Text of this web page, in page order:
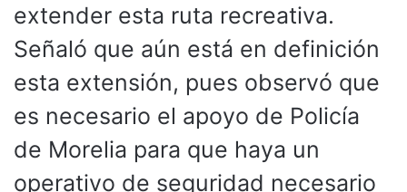
extender esta ruta recreativa.
Señaló que aún está en definición
esta extensión, pues observó que
es necesario el apoyo de Policía
de Morelia para que haya un
operativo de seguridad necesario